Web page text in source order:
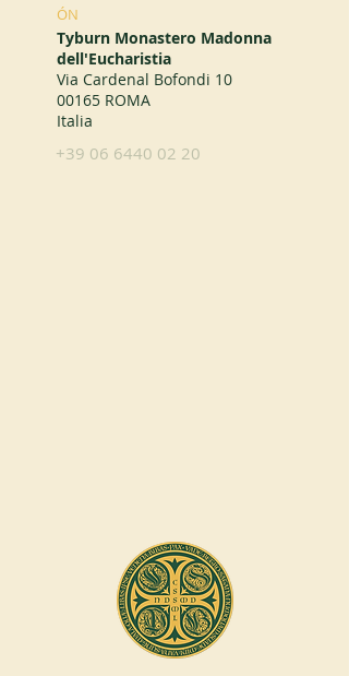
ÓN
Tyburn Monastero Madonna
dell'Eucharistia
Via Cardenal Bofondi 10
00165 ROMA
Italia
+39 06 6440 02 20